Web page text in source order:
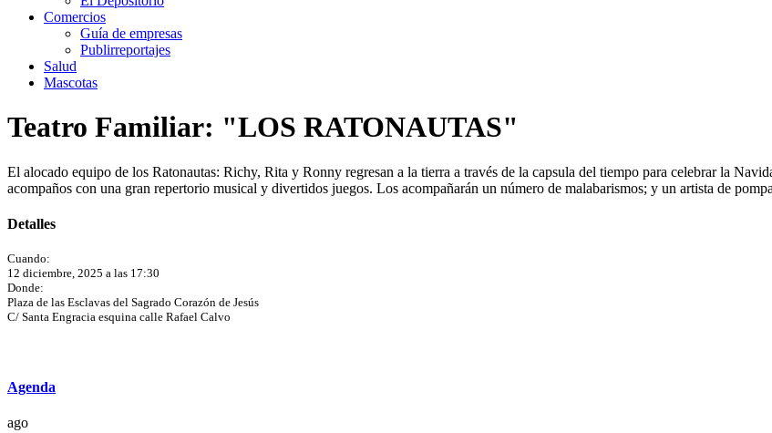
Comercios
Guía de empresas
Publirreportajes
Salud
Mascotas
Teatro Familiar: "LOS RATONAUTAS"
El alocado equipo de los Ratonautas: Richy, Rita y Ronny regresan a la tierra a través de la capsula del tiempo para celebrar la
acompaños con una gran repertorio musical y divertidos juegos. Los acompañarán un número de malabarismos; y un artista de
Detalles
Cuando:
12 diciembre, 2025 a las 17:30
Donde:
Plaza de las Esclavas del Sagrado Corazón de Jesús
C/ Santa Engracia esquina calle Rafael Calvo
Agenda
ago